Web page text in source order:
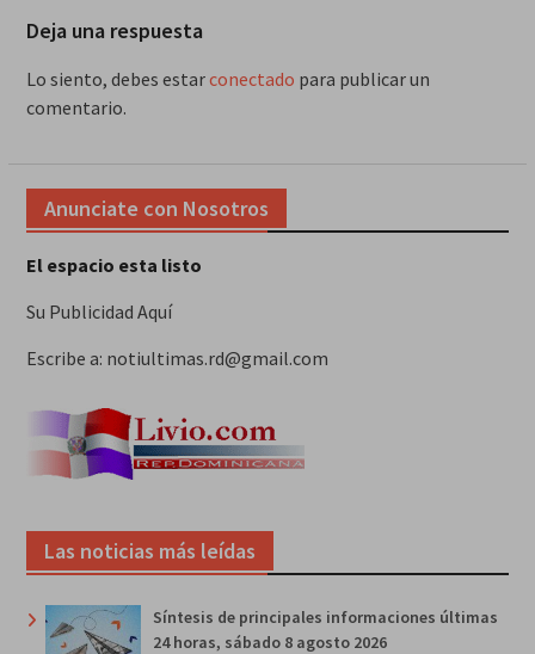
Deja una respuesta
Lo siento, debes estarconectado para publicar un
comentario.
Anunciate con Nosotros
El espacio esta listo
Su Publicidad Aquí
Escribe a: notiultimas.rd@gmail.com
Las noticias más leídas
Síntesis de principales informaciones últimas
24 horas, sábado 8 agosto 2026